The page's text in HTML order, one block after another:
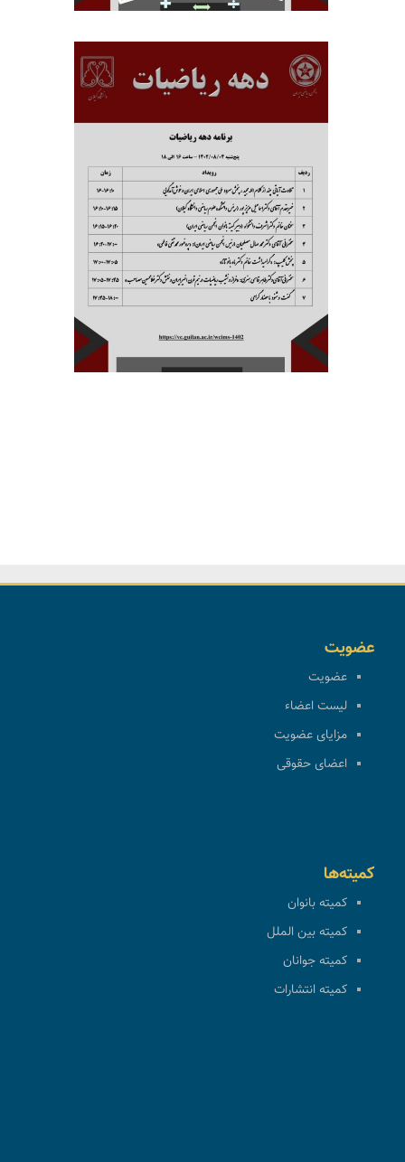
عضویت
عضویت
لیست اعضاء
مزایای عضویت
اعضای حقوقی
کمیته‌ها
کمیته بانوان
کمیته بین الملل
کمیته جوانان
کمیته انتشارات